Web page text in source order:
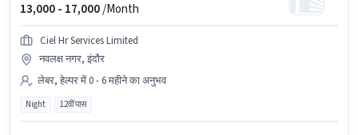
13,000 - 17,000/Month
Ciel Hr Services Limited
नवलक्ष नगर, इंदौर
लेबर, हेल्पर में 0 - 6 महीने का अनुभव
Night 12वीं पास